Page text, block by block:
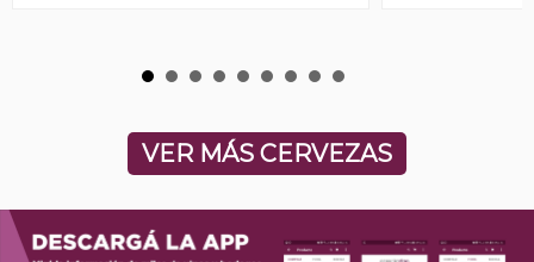
VER MÁS CERVEZAS